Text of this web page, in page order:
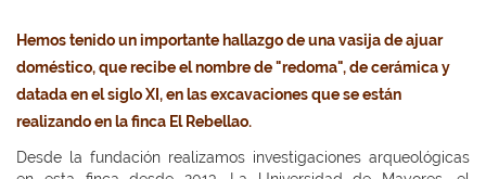
Hemos tenido un importante hallazgo de una vasija de ajuar
doméstico, que recibe el nombre de "redoma", de cerámica y
datada en el siglo XI, en las excavaciones que se están
realizando en la finca El Rebellao.
Desde la fundación realizamos investigaciones arqueológicas